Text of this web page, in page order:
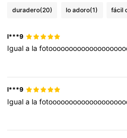
duradero(20) lo adoro(1) fácil
l***9
Iguala la
l***9
Iguala la